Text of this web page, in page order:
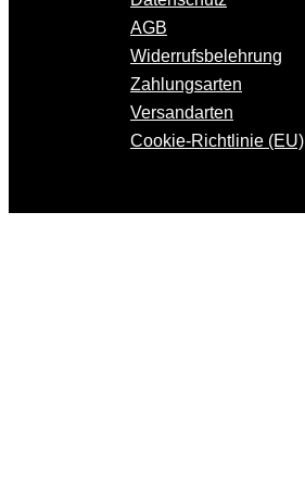
AGB
Widerrufsbelehrung
Zahlungsarten
Versandarten
Cookie-Richtlinie (EU)